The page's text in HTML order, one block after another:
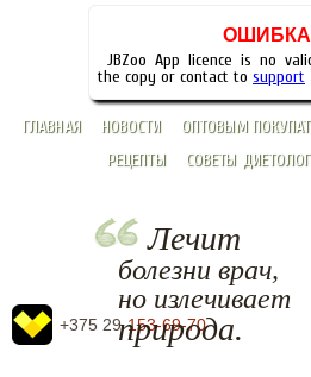
ОШИБКА
JBZoo App licence is no
the copy or contact to support
ГЛАВНАЯ НОВОСТИ ОПТОВЫМ
РЕЦЕПТЫ
СОВЕТЫ
+375 29 153-69-70
Лечит
болезни врач,
но излечивает
природа.